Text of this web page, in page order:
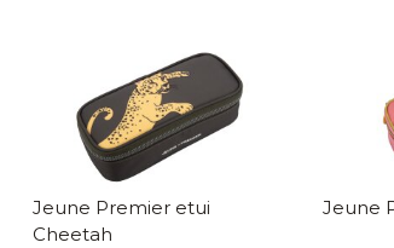
Jeune Premier etui
Cheetah